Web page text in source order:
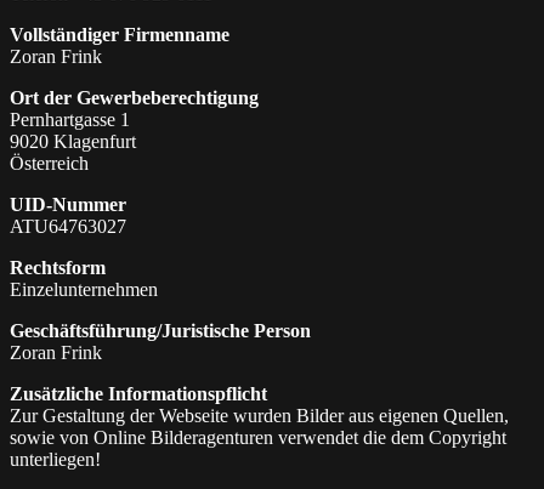
Vollständiger Firmenname
Zoran Frink
Ort der Gewerbeberechtigung
Pernhartgasse 1
9020 Klagenfurt
Österreich
UID-Nummer
ATU64763027
Rechtsform
Einzelunternehmen
Geschäftsführung/Juristische Person
Zoran Frink
Zusätzliche Informationspflicht
Zur Gestaltung der Webseite wurden Bilder aus eigenen Quellen,
sowie von Online Bilderagenturen verwendet die dem Copyright
unterliegen!